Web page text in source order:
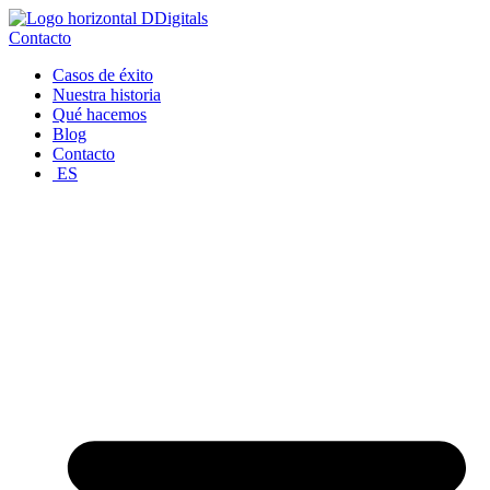
Ir
al
Contacto
Casos de éxito
Nuestra historia
Qué hacemos
Blog
Contacto
ES